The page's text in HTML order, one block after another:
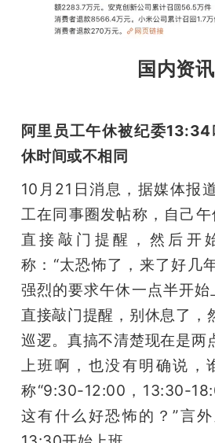
国内资讯
阿里员工午休被纪委
休时间或不相同
10月21日消息，据媒体报
工在同事圈发帖称，自己
直接敲门提醒，然后开
称：“太恐怖了，来了好几
强烈的要求午休一点半开
直接敲门提醒，别休息了，
巡逻。真搞不清楚现在是两
上班啊，也没有明确说，
称“9:30-12:00，13:30-
这有什么好恐怖的？”言